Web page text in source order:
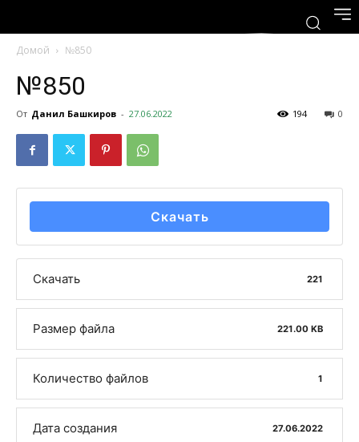
Домой №850
№850
От Данил Башкиров - 27.06.2022 0
194
Скачать
Скачать 221
Размер файла 221.00 KB
Количество файлов 1
Дата создания 27.06.2022